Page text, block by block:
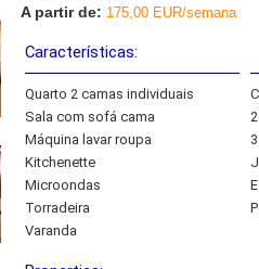
A partir de: 175,00 EUR/semana
Características:
Quarto 2 camas individuais
Sala com sofá cama
Máquina lavar roupa
Kitchenette
Microondas
Torradeira
Varanda